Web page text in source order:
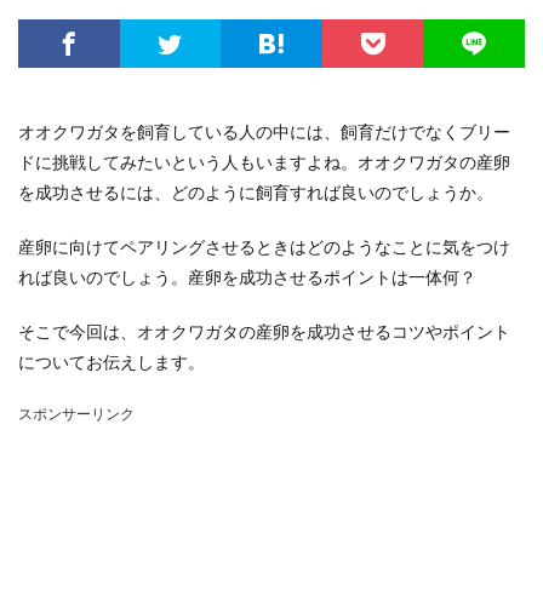
オオクワガタを飼育している人の中には、飼育だけでなくブリー
ドに挑戦してみたいという人もいますよね。オオクワガタの産卵
を成功させるには、どのように飼育すれば良いのでしょうか。
産卵に向けてペアリングさせるときはどのようなことに気をつけ
れば良いのでしょう。産卵を成功させるポイントは一体何？
そこで今回は、オオクワガタの産卵を成功させるコツやポイント
についてお伝えします。
スポンサーリンク